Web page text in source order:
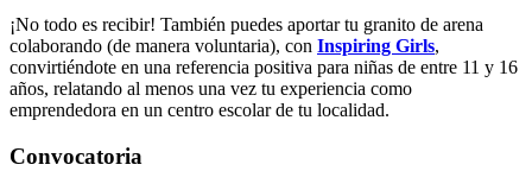
¡No todo es recibir! También puedes aportar tu granito de arena
colaborando (de manera voluntaria), con Inspiring Girls,
convirtiéndote en una referencia positiva para niñas de entre 11 y 16
años, relatando al menos una vez tu experiencia como
emprendedora en un centro escolar de tu localidad.
Convocatoria